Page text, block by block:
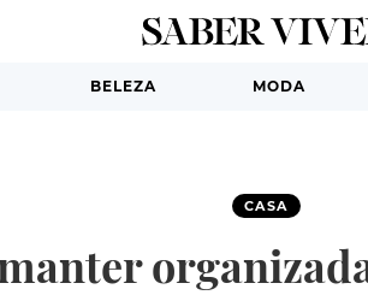
BELEZA MODA
CASA